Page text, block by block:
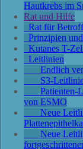
Hautkrebs im
Rat und Hilfe
Rat für
Prinzipien
Kutanes T-
Leitlinien
Endlich
S3-
Patienten-
von ESMO
Neue
Neue